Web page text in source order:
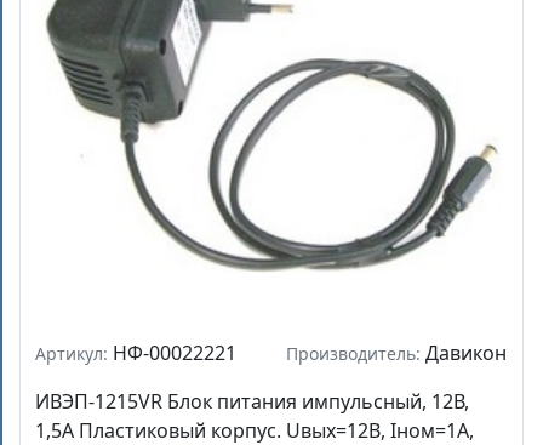
Артикул: НФ-00022221 Производитель: Давикон
ИВЭП-1215VR Блок питания импульсный, 12В,
1,5А Пластиковый корпус. Uвых=12B, Iном=1А,